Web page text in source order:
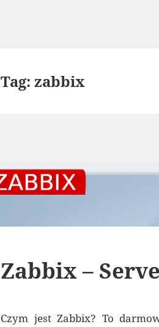
Tag:zabbix
Zabbix –
Czym jest Zabbix? To